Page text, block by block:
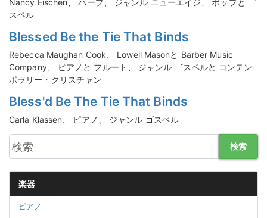
スペル
Blessed Be the Tie That Binds
Rebecca Maughan Cook、 Lowell Masonと Barber Music
Company、 ピアノと フルート、 ジャンル ゴスペルと コンテン
ポラリー・クリスチャン
Bless'd Be The Tie That Binds
Carla Klassen、 ピアノ、 ジャンル ゴスペル
検索
楽器
ピアノ